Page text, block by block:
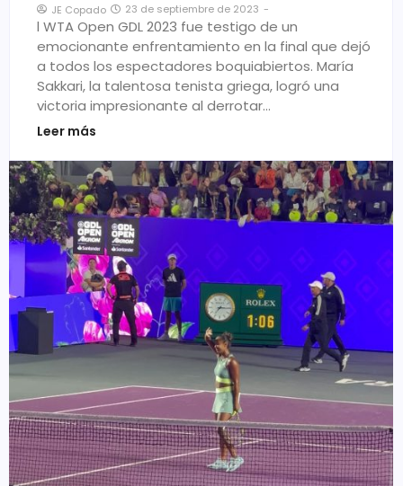
JE Copado 23 de septiembre de 2023 -
l WTA Open GDL 2023 fue testigo de un
emocionante enfrentamiento en la final que dejó
a todos los espectadores boquiabiertos. María
Sakkari, la talentosa tenista griega, logró una
victoria impresionante al derrotar…
Leer más